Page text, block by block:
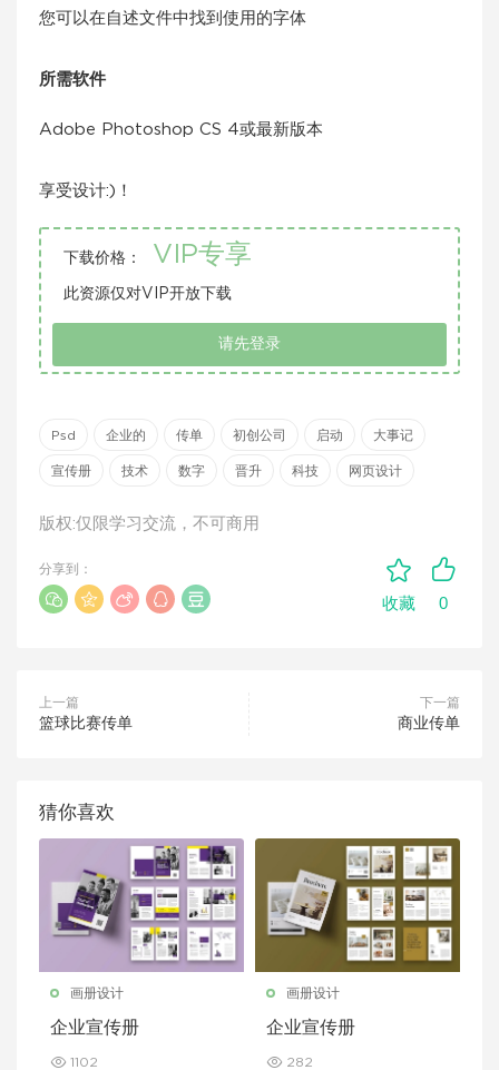
您可以在自述文件中找到使用的字体
所需软件
Adobe Photoshop CS 4或最新版本
享受设计:)！
下载价格： VIP专享
此资源仅对VIP开放下载
请先登录
Psd 企业的 传单 初创公司 启动 大事记
宣传册 技术 数字 晋升 科技 网页设计
版权:仅限学习交流，不可商用
收藏 0
分享到：
上一篇
篮球比赛传单
下一篇
商业传单
猜你喜欢
画册设计
企业宣传册
1102
画册设计
企业宣传册
282